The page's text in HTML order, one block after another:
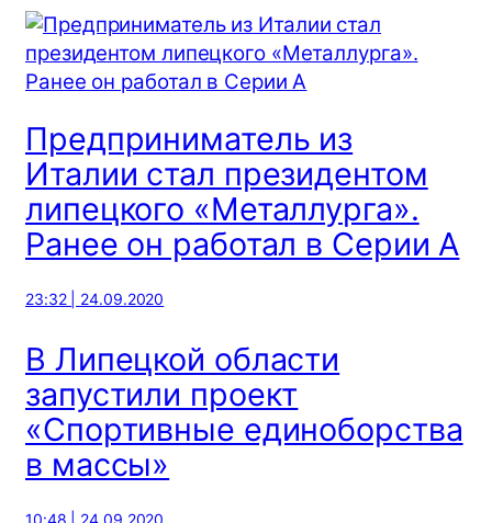
Предприниматель из
Италии стал президентом
липецкого «Металлурга».
Ранее он работал в Серии А
23:32 | 24.09.2020
В Липецкой области
запустили проект
«Спортивные единоборства
в массы»